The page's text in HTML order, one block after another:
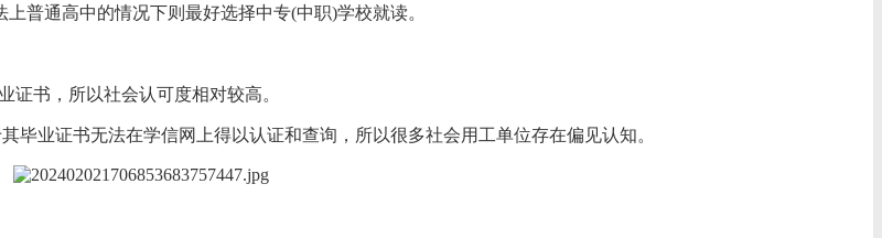
普通高中的情况下则最好选择中专(中职)学校就读。
证书，所以社会认可度相对较高。
业证书无法在学信网上得以认证和查询，所以很多社会用工单位存在偏见认知。